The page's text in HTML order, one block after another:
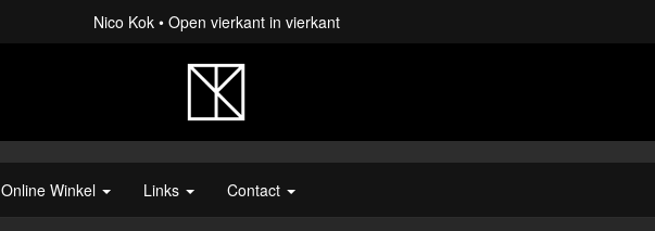
Nico Kok Open vierkant in vierkant
Online Winkel Links Contact